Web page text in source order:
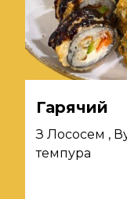
Гарячий
З Лососем ,
темпура